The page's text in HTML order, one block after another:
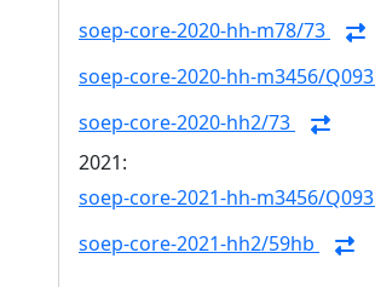
soep-core-2020-hh-m78/73
soep-core-2020-hh-m3456/Q093
soep-core-2020-hh2/73
2021:
soep-core-2021-hh-m3456/Q093
soep-core-2021-hh2/59hb